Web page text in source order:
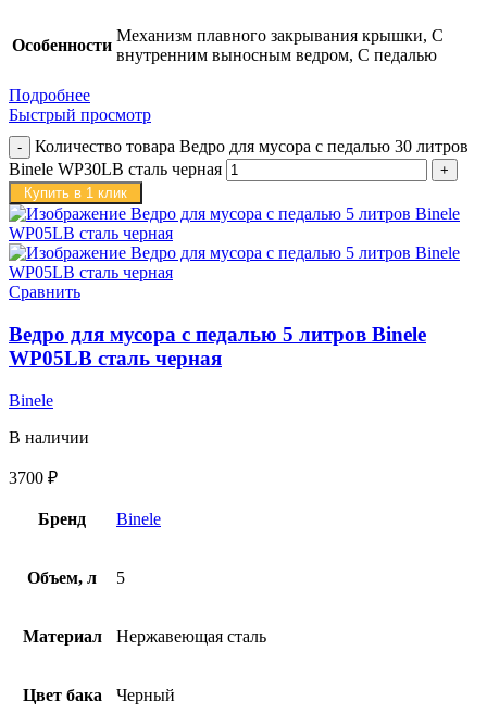
Особенности
Механизм плавного закрывания крышки, С
внутренним выносным ведром, С педалью
Подробнее
Быстрый просмотр
Количество товара Ведро для мусора с педалью 30 литров
Binele WP30LB сталь черная
Купить в 1 клик
Сравнить
Ведро для мусора с педалью 5 литров Binele
WP05LB сталь черная
Binele
В наличии
3700 ₽
Бренд Binele
Объем, л 5
Материал Нержавеющая сталь
Цвет бака Черный